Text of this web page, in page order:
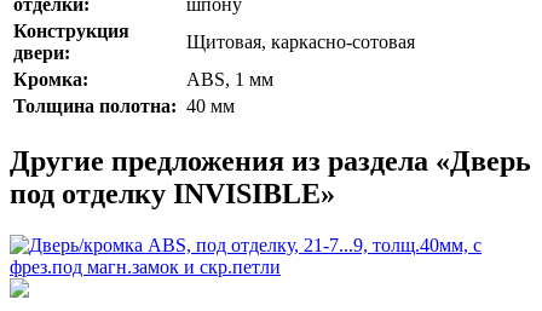
отделки:
шпону
Конструкция
двери:
Щитовая, каркасно-сотовая
Кромка:
ABS, 1 мм
Толщина полотна: 40 мм
Другие предложения из раздела «Дверь
под отделку INVISIBLE»